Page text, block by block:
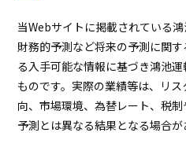
採用情報
KONOIKEジャーナル
プロジェクトストーリー
当Webサイトに掲載されている
財務的予測など将来の予測に関
る入手可能な情報に基づき鴻池
ものです。実際の業績等は、リ
向、市場環境、為替レート、税
予測とは異なる結果となる場合が